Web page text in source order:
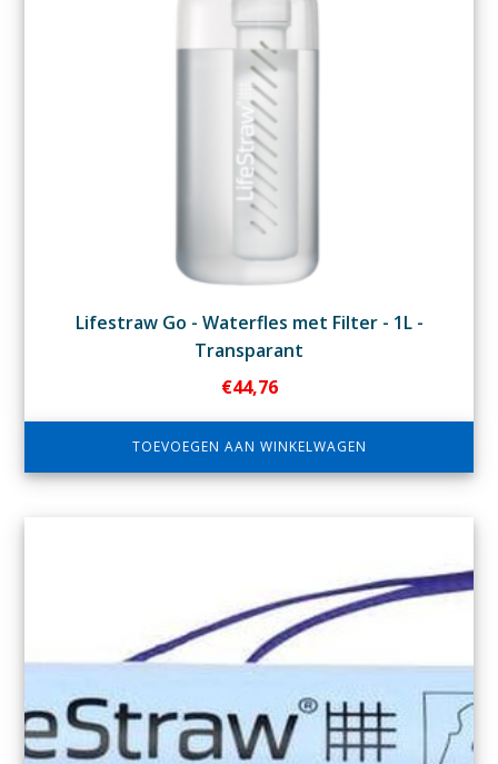
Lifestraw Go - Waterfles met Filter - 1L -
Transparant
€44,76
TOEVOEGEN AAN WINKELWAGEN